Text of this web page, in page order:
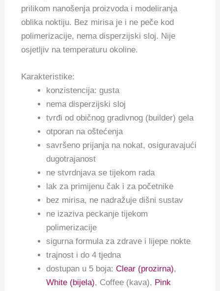
prilikom nanošenja proizvoda i modeliranja
oblika noktiju. Bez mirisa je i ne peče kod
polimerizacije, nema disperzijski sloj. Nije
osjetljiv na temperaturu okoline.
Karakteristike:
konzistencija: gusta
nema disperzijski sloj
tvrđi od običnog gradivnog (builder) gela
otporan na oštećenja
savršeno prijanja na nokat, osiguravajući
dugotrajanost
ne stvrdnjava se tijekom rada
lak za primijenu čak i za početnike
bez mirisa, ne nadražuje dišni sustav
ne izaziva peckanje tijekom
polimerizacije
sigurna formula za zdrave i lijepe nokte
trajnost i do 4 tjedna
dostupan u 5 boja:Clear (prozirna),
White (bijela), Coffee (kava), Pink